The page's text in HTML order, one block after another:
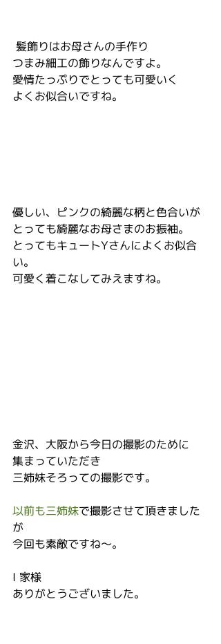
髪飾りはお母さんの手作り
つまみ細工の飾りなんですよ。
愛情たっぷりでとっても可愛いく
よくお似合いですね。
優しい、ピンクの綺麗な柄と色合いが
とっても綺麗なお母さまのお振袖。
とってもキュートYさんによくお似合
い。
可愛く着こなしてみえますね。
金沢、大阪から今日の撮影のために
集まっていただき
三姉妹そろっての撮影です。
以前も三姉妹で撮影させて頂きました
が
今回も素敵ですね～。
I 家様
ありがとうございました。